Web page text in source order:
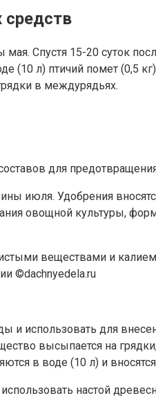
средств
Спустя 15-20 суток
л) птичий помет (0,5
в междурядьях.
для
июля. Удобрения
овощной культуры,
веществами и
©dachnyedela.ru
и использовать для
высыпается на грядки,
в воде (10 л) и
настой